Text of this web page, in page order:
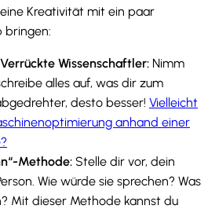
Kreativität mit ein paar
bringen:
Wissenschaftler: Nimm
alles auf, was dir zum
desto besser! Vielleicht
anhand einer
Methode: Stelle dir vor, dein
Wie würde sie sprechen? Was
Mit dieser Methode kannst du